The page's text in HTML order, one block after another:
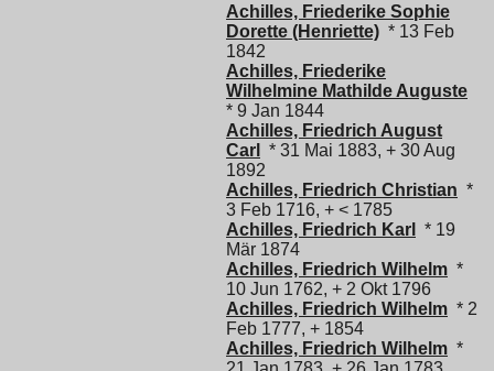
Achilles, Friederike Sophie
Dorette (Henriette) * 13 Feb
1842
Achilles, Friederike
Wilhelmine Mathilde Auguste
* 9 Jan 1844
Achilles, Friedrich August
Carl
* 31 Mai 1883, + 30 Aug
1892
Achilles, Friedrich Christian *
3 Feb 1716, + < 1785
Achilles, Friedrich Karl
* 19
Mär 1874
Achilles, Friedrich Wilhelm *
10 Jun 1762, + 2 Okt 1796
Achilles, Friedrich Wilhelm * 2
Feb 1777, + 1854
Achilles, Friedrich Wilhelm *